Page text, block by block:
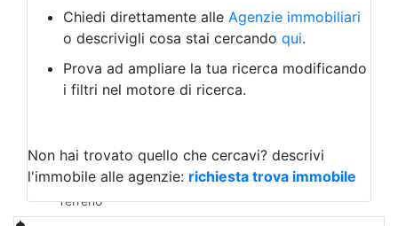
Albergo
Laboratorio Artigianale
Negozio/locale commerciale
Agriturismo
Magazzini
Qualsiasi
Terreno edificabile
Terreno
Chiedi direttamente alle Agenzie immobiliari
o descrivigli cosa stai cercando qui.
Prova ad ampliare la tua ricerca modificando
i filtri nel motore di ricerca.
Non hai trovato quello che cercavi? descrivi
l'immobile alle agenzie: richiesta trova immobile